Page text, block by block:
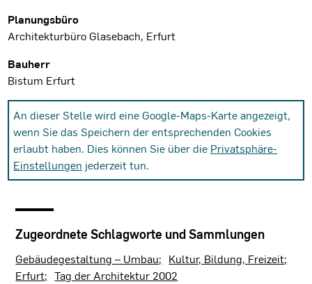
Planungsbüro
Architekturbüro Glasebach, Erfurt
Bauherr
Bistum Erfurt
An dieser Stelle wird eine Google-Maps-Karte angezeigt,
wenn Sie das Speichern der entsprechenden Cookies
erlaubt haben. Dies können Sie über die Privatsphäre-
Einstellungen jederzeit tun.
Zugeordnete Schlagworte und Sammlungen
Gebäudegestaltung – Umbau
Kultur, Bildung, Freizeit
Erfurt
Tag der Architektur 2002